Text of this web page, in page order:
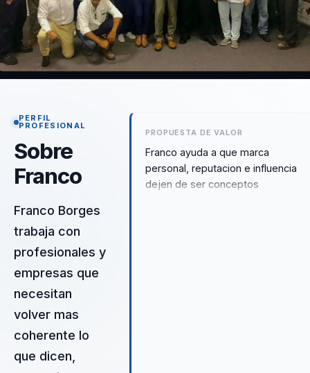
PERFIL
PROFESIONAL
Sobre
Franco
Franco Borges
trabaja con
profesionales y
empresas que
necesitan
volver mas
coherente lo
que dicen,
PROPUESTA DE VALOR
Franco ayuda a que marca
personal, reputacion e influencia
dejen de ser conceptos